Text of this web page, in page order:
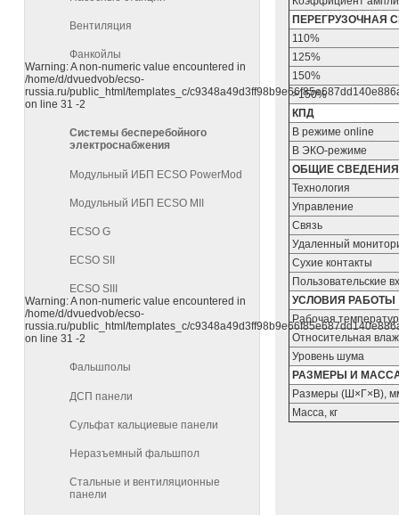
Вентиляция
Фанкойлы
Warning: A non-numeric value encountered in
/home/d/dvuedvob/ecso-
russia.ru/public_html/templates_c/
on line 31 -2
Системы бесперебойного
электроснабжения
Модульный ИБП ECSO PowerMod
Модульный ИБП ECSO MII
ECSO G
ECSO SII
ECSO SIII
Warning: A non-numeric value encountered in
/home/d/dvuedvob/ecso-
russia.ru/public_html/templates_c/
on line 31 -2
Фальшполы
ДСП панели
Сульфат кальциевые панели
Неразъемный фальшпол
Стальные и вентиляционные
панели
ПЕРЕГРУЗОЧНАЯ
110%
125%
150%
>150%
КПД
В режиме online
В ЭКО-режиме
ОБЩИЕ СВЕДЕНИЯ
Технология
Управление
Связь
Удаленный
Сухие контакты
Пользовательские
УСЛОВИЯ РАБОТЫ
Рабочая
Относительная
Уровень шума
РАЗМЕРЫ И
Размеры (Ш×Г×В),
Масса, кг